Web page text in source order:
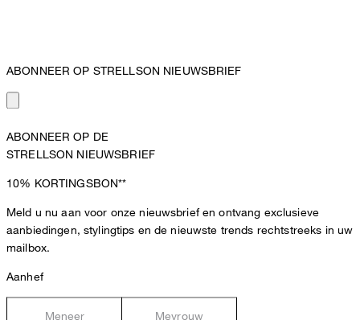
ABONNEER OP STRELLSON NIEUWSBRIEF
ABONNEER OP DE
STRELLSON NIEUWSBRIEF
10% KORTINGSBON**
Meld u nu aan voor onze nieuwsbrief en ontvang exclusieve
aanbiedingen, stylingtips en de nieuwste trends rechtstreeks in uw
mailbox.
Aanhef
Meneer Mevrouw